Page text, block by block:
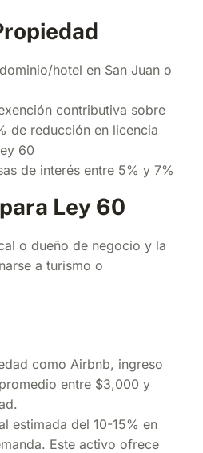
hotel en San Juan o
contributiva sobre
de reducción en licencia
60
de interés entre 5% y 7%
Ley 60
o dueño de negocio y la
a turismo o
como Airbnb, ingreso
entre $3,000 y
estimada del 10-15% en
Este activo ofrece